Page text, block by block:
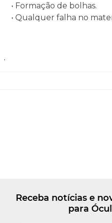
• Formação de bolhas.
• Qualquer falha no
.
Receba notícias e
para